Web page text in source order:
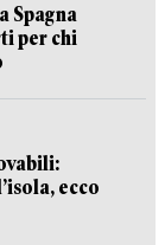
Spagna
per chi
ecco